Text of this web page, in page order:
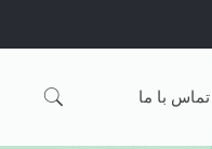
تماس با ما